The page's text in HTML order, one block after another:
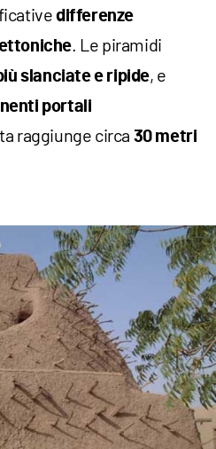
differenze
. Le piramidi
slanciate e ripide, e
portali
raggiunge circa 30 metri